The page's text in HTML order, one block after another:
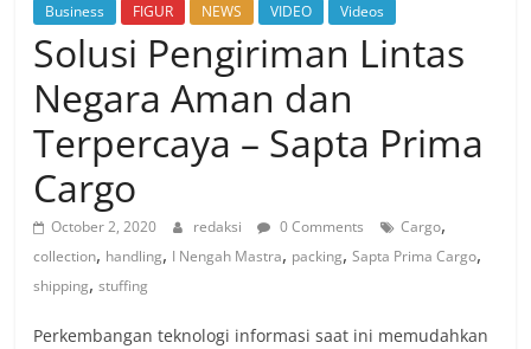
Business FIGUR NEWS VIDEO Videos
Solusi Pengiriman Lintas
Negara Aman dan
Terpercaya – Sapta Prima
Cargo
October 2, 2020 redaksi 0 Comments Cargo,
collection, handling, I Nengah Mastra, packing,Sapta Prima Cargo,
shipping,stuffing
Perkembangan teknologi informasi saat ini memudahkan